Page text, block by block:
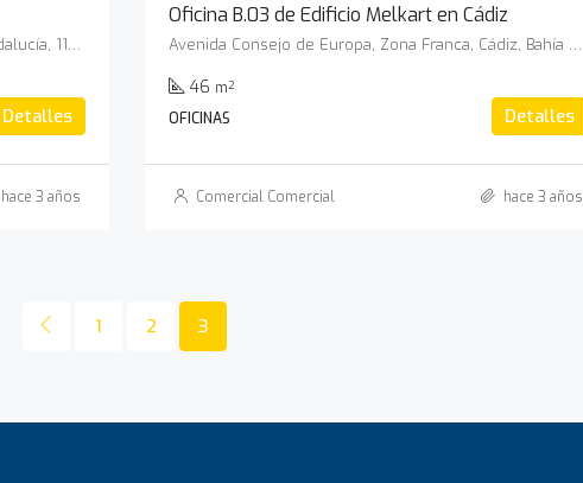
Tahivilla, Tarifa, Campo de Gibraltar, Cádiz, Andalucía, 11380, España
Detalles
hace 3 años
Oficina B.03 de Edificio Melkart en Cádiz
Avenida Consejo de Europa, Zona Franca, Cádiz, Bahía de Cádiz, Cádiz, Andalucía, 11011, España
46 m²
OFICINAS
Detalles
Comercial Comercial hace 3 años
1 2 3